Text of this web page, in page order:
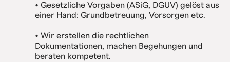
• Gesetzliche Vorgaben (ASiG, DGUV) gelöst aus
einer Hand: Grundbetreuung, Vorsorgen etc.
• Wir erstellen die rechtlichen
Dokumentationen, machen Begehungen und
beraten kompetent.